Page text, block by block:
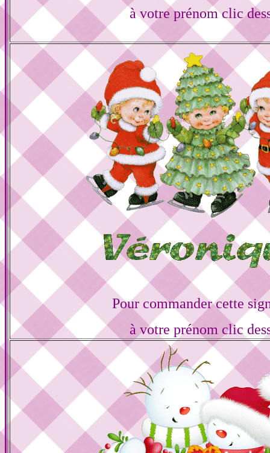
à votre prénom clic
Pour commander cette
à votre prénom clic